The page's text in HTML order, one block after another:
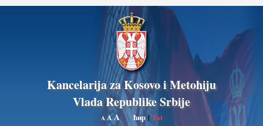
Kancelarija za Kosovo i Metohiju
Vlada Republike Srbije
A AA ћир|lat